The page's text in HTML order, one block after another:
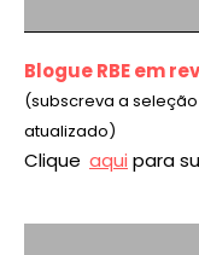
Blogue RBE em
(subscreva a
atualizado)
Clique aqui para